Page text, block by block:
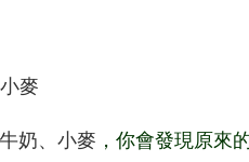
麥
奶、小麥 ，你會發現原來